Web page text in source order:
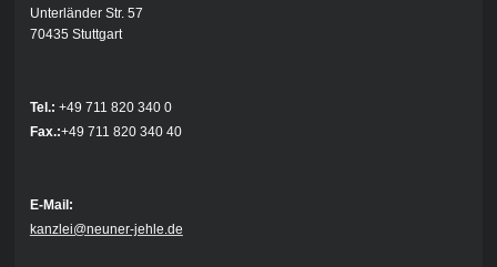
Unterländer Str. 57
70435 Stuttgart
Tel.: +49 711 820 340 0
Fax.:+49 711 820 340 40
E-Mail:
kanzlei@neuner-jehle.de